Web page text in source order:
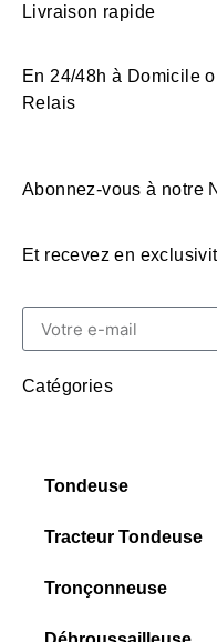
Livraison rapide
En 24/48h à Domicile
Relais
Abonnez-vous à notre
Et recevez en
Catégories
Tondeuse
Tracteur Tondeuse
Tronçonneuse